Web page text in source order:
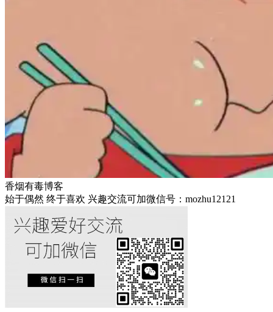
香烟有毒博客
始于偶然 终于喜欢 兴趣交流可加微信号：mozhu12121